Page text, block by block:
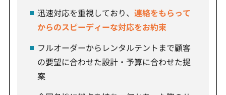
迅速対応を重視しており、連絡をもらって
からのスピーディーな対応をお約束
フルオーダーからレンタルテントまで顧客
の要望に合わせた設計・予算に合わせた提
案